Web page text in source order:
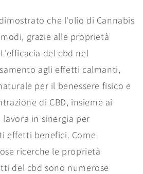
che l'olio di Cannabis
grazie alle proprietà
del cbd nel
agli effetti calmanti,
per il benessere fisico e
di CBD, insieme ai
in sinergia per
effetti benefici. Come
ricerche le proprietà
del cbd sono numerose